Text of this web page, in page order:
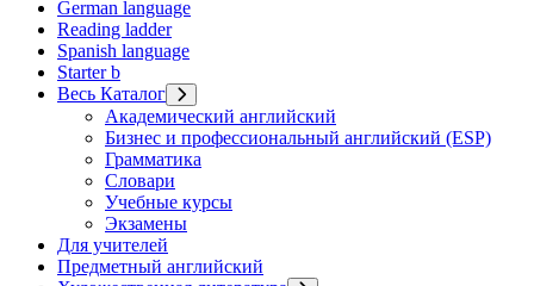
German language
Reading ladder
Spanish language
Starter b
Весь Каталог
Академический английский
Бизнес и профессиональный английский (ESP)
Грамматика
Словари
Учебные курсы
Экзамены
Для учителей
Предметный английский